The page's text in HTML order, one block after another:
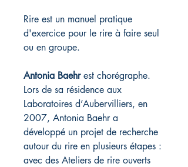
Rire est un manuel pratique
d'exercice pour le rire à faire seul
ou en groupe.
Antonia Baehrest chorégraphe.
Lors de sa résidence aux
Laboratoires d’Aubervilliers, en
2007, Antonia Baehr a
développé un projet de recherche
autour du rire en plusieurs étapes :
avec des Ateliers de rire ouverts